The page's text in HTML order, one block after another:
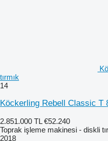
tırmık
14
Köckerling Rebell Classic T
2.851.000 TL €52.240
Toprak işleme makinesi - diskli
2018